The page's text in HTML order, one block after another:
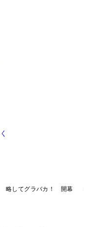
略してグラバカ！ 開幕 （